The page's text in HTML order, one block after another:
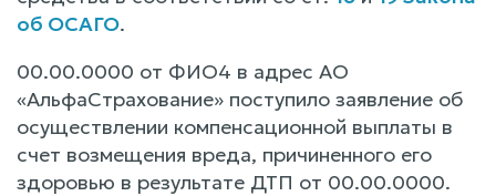
об ОСАГО.
00.00.0000 от ФИО4 в адрес АО
«АльфаСтрахование» поступило заявление об
осуществлении компенсационной выплаты в
счет возмещения вреда, причиненного его
здоровью в результате ДТП от 00.00.0000.